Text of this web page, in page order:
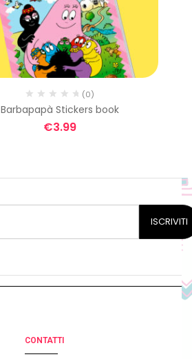
(0)
Barbapapà Stickers book
€3.99
CONTATTI